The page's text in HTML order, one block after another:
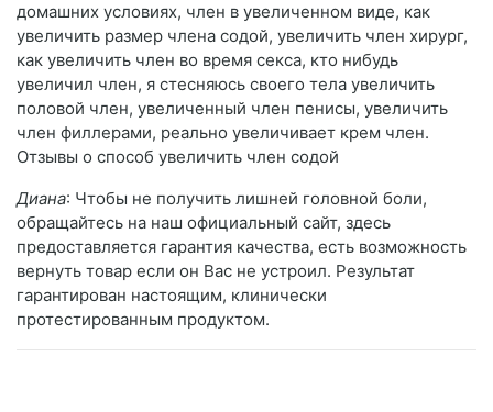
домашних условиях, член в увеличенном виде, как
увеличить размер члена содой, увеличить член хирург,
как увеличить член во время секса, кто нибудь
увеличил член, я стесняюсь своего тела увеличить
половой член, увеличенный член пенисы, увеличить
член филлерами, реально увеличивает крем член.
Отзывы о способ увеличить член содой
Диана: Чтобы не получить лишней головной боли,
обращайтесь на наш официальный сайт, здесь
предоставляется гарантия качества, есть возможность
вернуть товар если он Вас не устроил. Результат
гарантирован настоящим, клинически
протестированным продуктом.